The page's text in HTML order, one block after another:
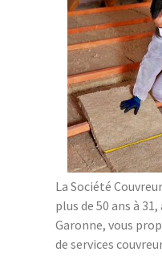
La Société
plus de 50 ans à
Garonne, vous
de services